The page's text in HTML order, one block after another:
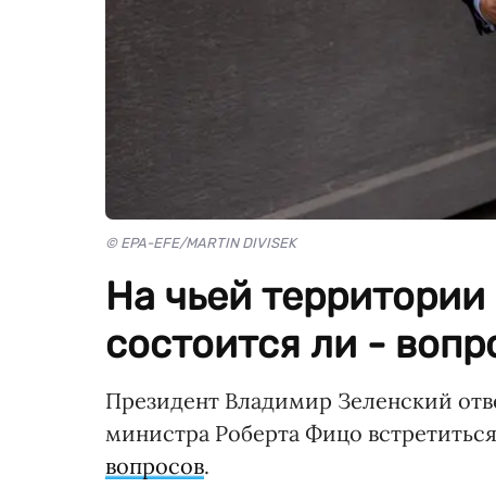
© EPA-EFE/MARTIN DIVISEK
На чьей
состоится ли -
Президент Владимир Зеленский
министра Роберта Фицо
вопросов.